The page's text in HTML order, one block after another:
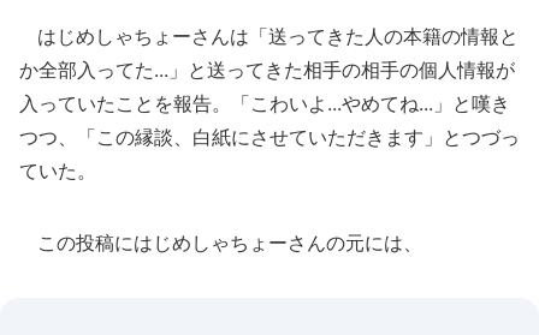
はじめしゃちょーさんは「送ってきた人の本籍の情報と
か全部入ってた...」と送ってきた相手の相手の個人情報が
入っていたことを報告。「こわいよ...やめてね...」と嘆き
つつ、「この縁談、白紙にさせていただきます」とつづっ
ていた。
この投稿にはじめしゃちょーさんの元には、